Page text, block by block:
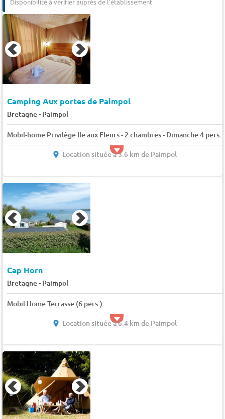
Disponibilité à vérifier auprès de l'établissement
Camping Aux portes de Paimpol
Bretagne- Paimpol
Mobil-home Privilège Ile aux Fleurs - 2 chambres - Dimanche 4 pers.
Location située à 3.6 km de Paimpol
Cap Horn
Bretagne- Paimpol
Mobil Home Terrasse (6 pers.)
Location située à 6.4 km de Paimpol